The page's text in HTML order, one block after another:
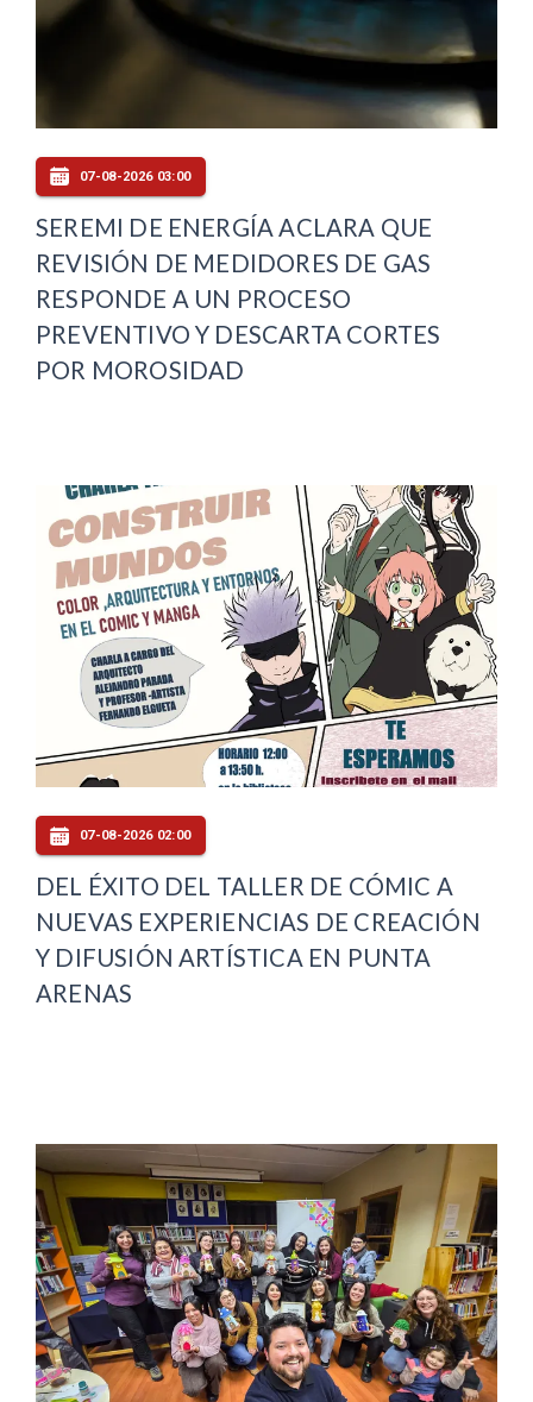
07-08-2026 03:00
SEREMI DE ENERGÍA ACLARA QUE
REVISIÓN DE MEDIDORES DE GAS
RESPONDE A UN PROCESO
PREVENTIVO Y DESCARTA CORTES
POR MOROSIDAD
07-08-2026 02:00
DEL ÉXITO DEL TALLER DE CÓMIC A
NUEVAS EXPERIENCIAS DE CREACIÓN
Y DIFUSIÓN ARTÍSTICA EN PUNTA
ARENAS